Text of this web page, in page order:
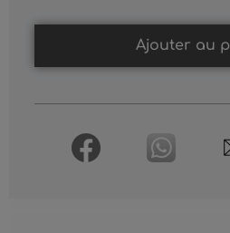
Ajouter au